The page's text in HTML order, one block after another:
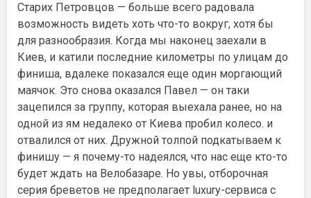
Старих Петровцов — больше всего радовала
возможность видеть хоть что-то вокруг, хотя бы
для разнообразия. Когда мы наконец заехали в
Киев, и катили последние километры по улицам до
финиша, вдалеке показался еще один моргающий
маячок. Это снова оказался Павел — он таки
зацепился за группу, которая выехала ранее, но на
одной из ям недалеко от Киева пробил колесо. и
отвалился от них. Дружной толпой подкатываем к
финишу — я почему-то надеялся, что нас еще кто-то
будет ждать на Велобазаре. Но увы, отборочная
серия бреветов не предполагает luxury-сервиса с